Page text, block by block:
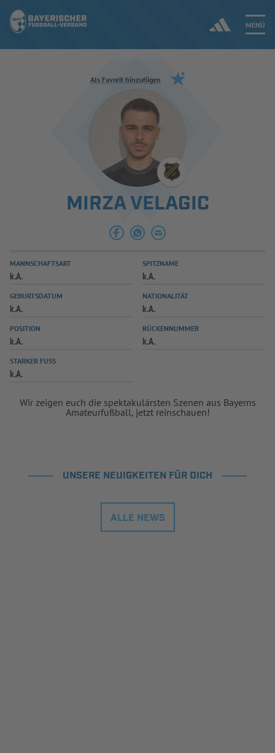
MENÜ
Jetzt einloggen
ERGEBNISSE & WETTBEWERBE
SPIELBETRIEB & VERBANDSLEBEN
AUSBILDUNG & FÖRDERUNG
SPIELPLUS
Als Favorit hinzufügen
MIRZA VELAGIC
MANNSCHAFTSART
k.A.
SPITZNAME
k.A.
GEBURTSDATUM
k.A.
NATIONALITÄT
k.A.
POSITION
k.A.
RÜCKENNUMMER
k.A.
STARKER FUSS
k.A.
Wir zeigen euch die spektakulärsten Szenen aus Bayerns
Amateurfußball, jetzt reinschauen!
UNSERE NEUIGKEITEN FÜR DICH
ALLE NEWS